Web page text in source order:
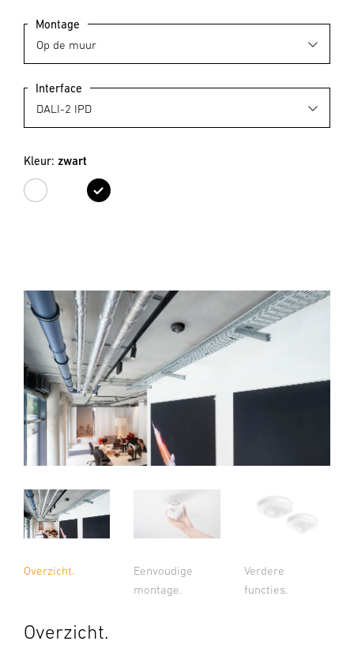
Montage
Interface
Kleur: zwart
wit zwart
Overzicht.
Eenvoudige
montage.
Verdere
functies.
Overzicht.